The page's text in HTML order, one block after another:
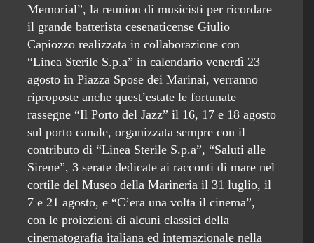
Memorial”, la reunion di musicisti per ricordare
il grande batterista cesenaticense Giulio
Capiozzo realizzata in collaborazione con
“Linea Sterile S.p.a” in calendario venerdì 23
agosto in Piazza Spose dei Marinai, verranno
riproposte anche quest’estate le fortunate
rassegne “Il Porto del Jazz” il 16, 17 e 18 agosto
sul porto canale, organizzata sempre con il
contributo di “Linea Sterile S.p.a”, “Saluti alle
Sirene”, 3 serate dedicate ai racconti di mare nel
cortile del Museo della Marineria il 31 luglio, il
7 e 21 agosto, e “C’era una volta il cinema”,
con le proiezioni di alcuni classici della
cinematografia italiana ed internazionale nella